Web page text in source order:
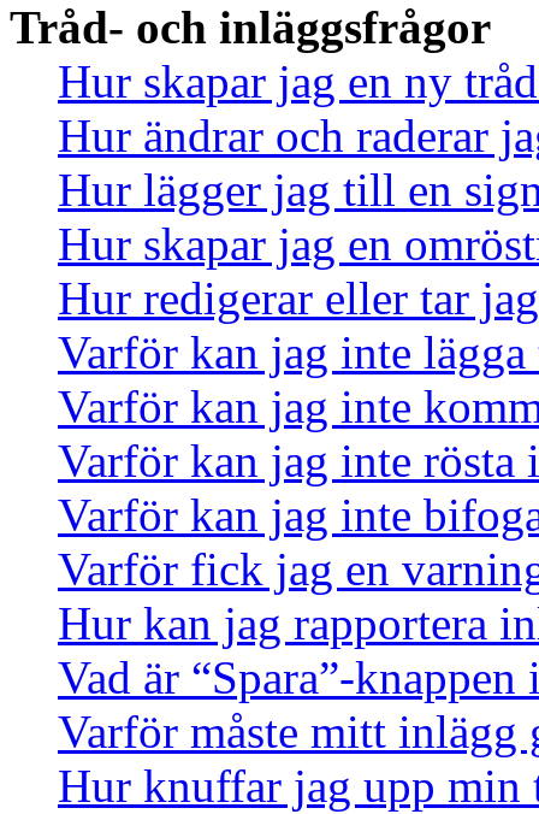
Tråd- och inläggsfrågor
Hur skapar jag en ny
Hur ändrar och raderar
Hur lägger jag till en
Hur skapar jag en
Hur redigerar eller tar
Varför kan jag inte
Varför kan jag inte
Varför kan jag inte rösta
Varför kan jag inte
Varför fick jag en
Hur kan jag rapportera
Vad är “Spara”-
Varför måste mitt inlägg
Hur knuffar jag upp min